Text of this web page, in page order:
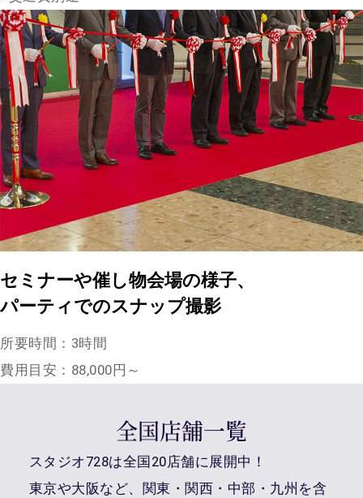
セミナーや催し物会場の様子、
パーティでのスナップ撮影
所要時間：3時間
費用目安：88,000円～
全国店舗一覧
スタジオ728は全国20店舗に展開中！
東京や大阪など、関東・関西・中部・九州を含